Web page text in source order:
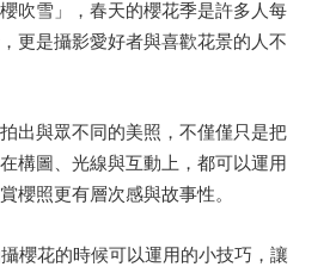
吹雪」，春天的櫻花季是許多人每
更是攝影愛好者與喜歡花景的人不
出與眾不同的美照，不僅僅只是把
構圖、光線與互動上，都可以運用
櫻照更有層次感與故事性。
櫻花的時候可以運用的小技巧，讓